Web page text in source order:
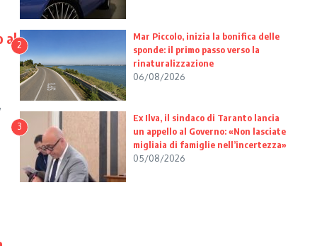
al2
Mar Piccolo, inizia la bonifica delle
sponde: il primo passo verso la
rinaturalizzazione
06/08/2026
3
Ex Ilva, il sindaco di Taranto lancia
un appello al Governo: «Non lasciate
migliaia di famiglie nell’incertezza»
05/08/2026